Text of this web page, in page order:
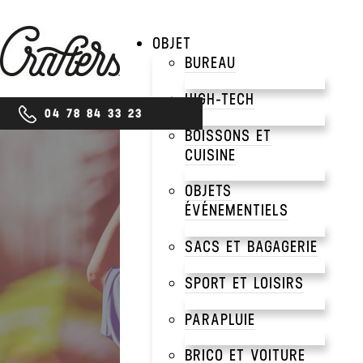
04 78 84 33 23
OBJET
BUREAU
HIGH-TECH
BOISSONS ET
CUISINE
OBJETS
ÉVÉNEMENTIELS
SACS ET BAGAGERIE
SPORT ET LOISIRS
PARAPLUIE
BRICO ET VOITURE
OFFRE
Si vous avez un
l'offre express sur